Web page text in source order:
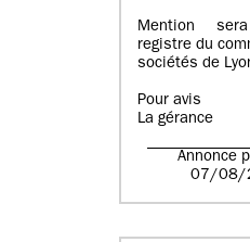
Mention
registre du
sociétés de
Pour avis
La gérance
Annonce
07/08/